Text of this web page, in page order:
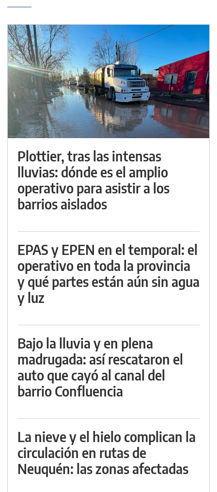
Plottier, tras las intensas
lluvias: dónde es el amplio
operativo para asistir a los
barrios aislados
EPAS y EPEN en el temporal: el
operativo en toda la provincia
y qué partes están aún sin agua
y luz
Bajo la lluvia y en plena
madrugada: así rescataron el
auto que cayó al canal del
barrio Confluencia
La nieve y el hielo complican la
circulación en rutas de
Neuquén: las zonas afectadas